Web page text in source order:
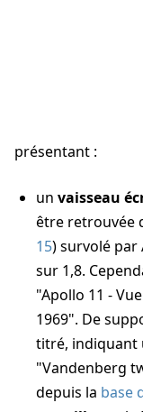
présentant :
un vaisseau
être retrouvée
15) survolé par
sur 1,8.
"Apollo 11 -
1969". De
titré, indiquant
"Vandenberg
depuis la base